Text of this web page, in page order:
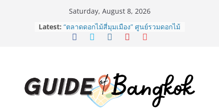
Saturday, August 8, 2026
Latest: BEDO เดินหน้าจัดกิจกรรมเจรจาธุรกิจ
“BIO TRADE CONNECT 2026” ยก
สด ดอกไม้ประดิษฐ์ พวงมาลัย และสังฆ
ภัณฑ์ครบวงจร ขอเชิญเลือกซื้อมาลัย
และของขวัญต้อนรับวันแม่ เปิดให้
บริการทุกวันตลอด 24 ชั่วโมง